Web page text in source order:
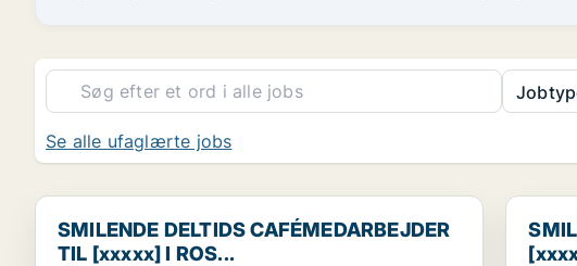
Se alle ufaglærte jobs
SMILENDE DELTIDS CAFÉMEDARBEJDER TIL [xxxxx] I ROS...
SMILENDE DELTIDS CAFÉMEDARBEJDER
TIL [xxxxx] I ROS...